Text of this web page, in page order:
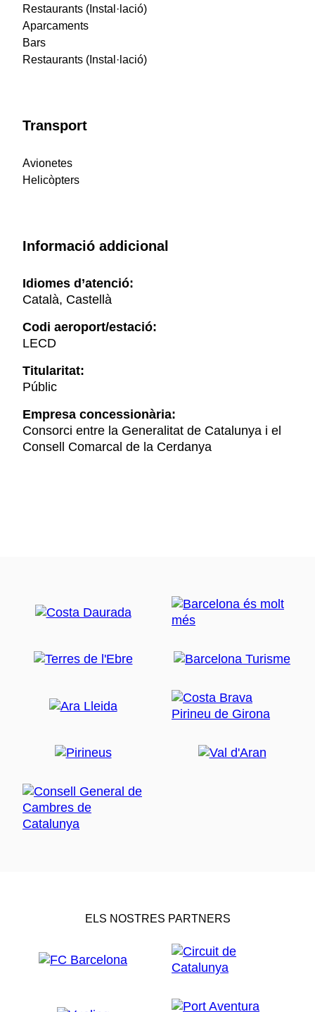
Restaurants (Instal·lació)
Aparcaments
Bars
Restaurants (Instal·lació)
Transport
Avionetes
Helicòpters
Informació addicional
Idiomes d’atenció:
Català, Castellà
Codi aeroport/estació:
LECD
Titularitat:
Públic
Empresa concessionària:
Consorci entre la Generalitat de Catalunya i el
Consell Comarcal de la Cerdanya
ELS NOSTRES PARTNERS